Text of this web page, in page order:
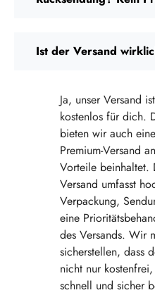
Ist der Versand
Ja, unser Versand
kostenlos für dich.
bieten wir auch
Premium-Versand
Vorteile beinhaltet.
Versand umfasst
Verpackung,
eine
des Versands. Wir
sicherstellen, dass
nicht nur
schnell und sicher